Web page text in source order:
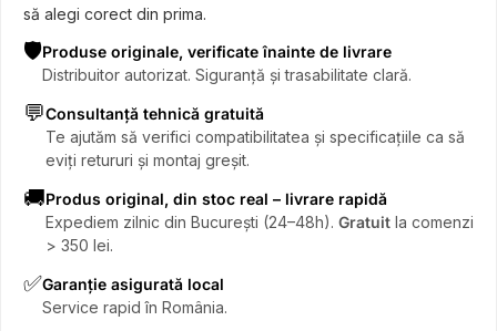
să alegi corect din prima.
🛡️Produse originale, verificate înainte de livrare
Distribuitor autorizat. Siguranță și trasabilitate clară.
💬Consultanță tehnică gratuită
Te ajutăm să verifici compatibilitatea și specificațiile ca să
eviți retururi și montaj greșit.
🚚Produs original, din stoc real – livrare rapidă
Expediem zilnic din București (24–48h). Gratuit la comenzi
> 350 lei.
✅Garanție asigurată local
Service rapid în România.